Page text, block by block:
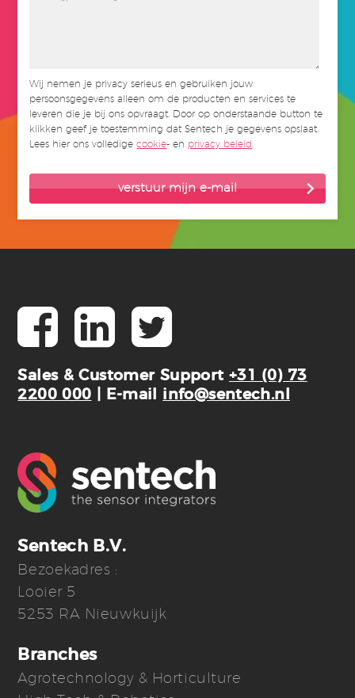
Wij nemen je privacy serieus en gebruiken jouw
persoonsgegevens alleen om de producten en services te
leveren die je bij ons opvraagt. Door op onderstaande button te
klikken geef je toestemming dat Sentech je gegevens opslaat.
Lees hier ons volledigecookie- en privacy beleid
Sales & Customer Support +31 (0) 73
2200 000 | E-mail info@sentech.nl
Sentech B.V.
Bezoekadres :
Looier 5
5253 RA Nieuwkuijk
Branches
Agrotechnology & Horticulture